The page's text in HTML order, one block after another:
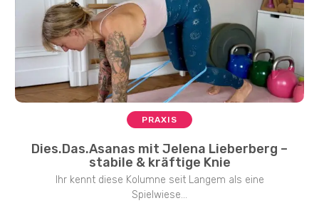
PRAXIS
Dies.Das.Asanas mit Jelena Lieberberg –
stabile & kräftige Knie
Ihr kennt diese Kolumne seit Langem als eine
Spielwiese...